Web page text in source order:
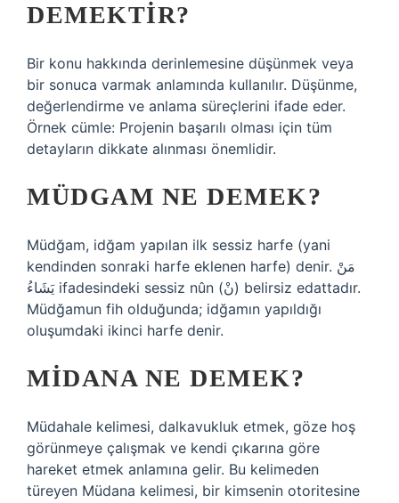
DEMEKTIR?
Bir konu hakkında derinlemesine düşünmek veya
bir sonuca varmak anlamında kullanılır. Düşünme,
değerlendirme ve anlama süreçlerini ifade eder.
Örnek cümle: Projenin başarılı olması için tüm
detayların dikkate alınması önemlidir.
MÜDGAM NE DEMEK?
Müdğam, idğam yapılan ilk sessiz harfe (yani
kendinden sonraki harfe eklenen harfe) denir. مَنْ
يَشَاءُ ifadesindeki sessiz nûn (نْ) belirsiz edattadır.
Müdğamun fih olduğunda; idğamın yapıldığı
oluşumdaki ikinci harfe denir.
MIDANA NE DEMEK?
Müdahale kelimesi, dalkavukluk etmek, göze hoş
görünmeye çalışmak ve kendi çıkarına göre
hareket etmek anlamına gelir. Bu kelimeden
türeyen Müdana kelimesi, bir kimsenin otoritesine